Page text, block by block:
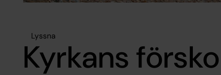
Lyssna
Kyrkans